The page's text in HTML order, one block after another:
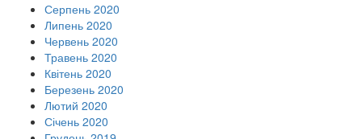
Серпень 2020
Липень 2020
Червень 2020
Травень 2020
Квітень 2020
Березень 2020
Лютий 2020
Січень 2020